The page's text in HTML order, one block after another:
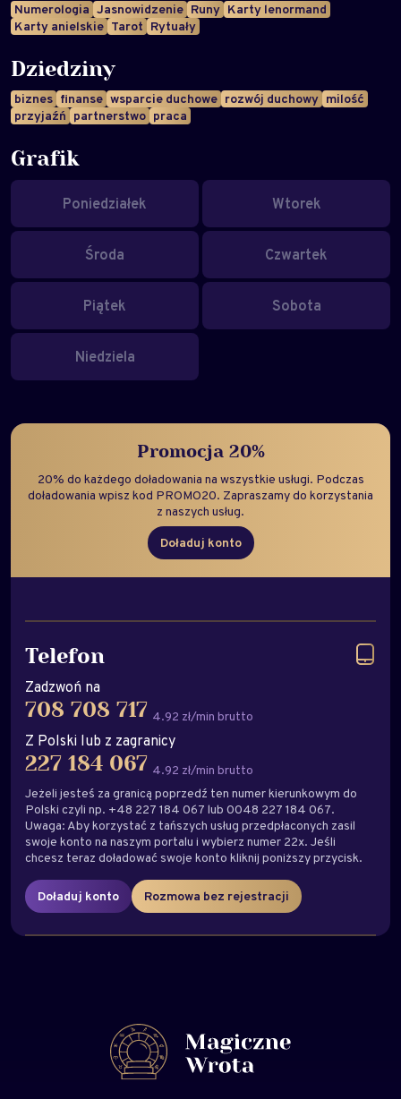
Numerologia Jasnowidzenie Runy Karty lenormand
Karty anielskie Tarot Rytuały
Dziedziny
biznes finanse wsparcie duchowe rozwój duchowy milość
przyjaźń partnerstwo praca
Grafik
Poniedziałek Wtorek
Środa Czwartek
Piątek Sobota
Niedziela
Promocja 20%
20% do każdego doładowania na wszystkie usługi. Podczas
doładowania wpisz kod PROMO20. Zapraszamy do korzystania
z naszych usług.
Doładuj konto
Telefon
Zadzwoń na
708 708 717 4.92 zł/min brutto
Z Polski lub z zagranicy
227 184 067 4.92 zł/min brutto
Jeżeli jesteś za granicą poprzedź ten numer kierunkowym do
Polski czyli np. +48 227 184 067 lub 0048 227 184 067.
Uwaga: Aby korzystać z tańszych usług przedpłaconych zasil
swoje konto na naszym portalu i wybierz numer 22x. Jeśli
chcesz teraz doładować swoje konto kliknij poniższy przycisk.
Doładuj konto Rozmowa bez rejestracji